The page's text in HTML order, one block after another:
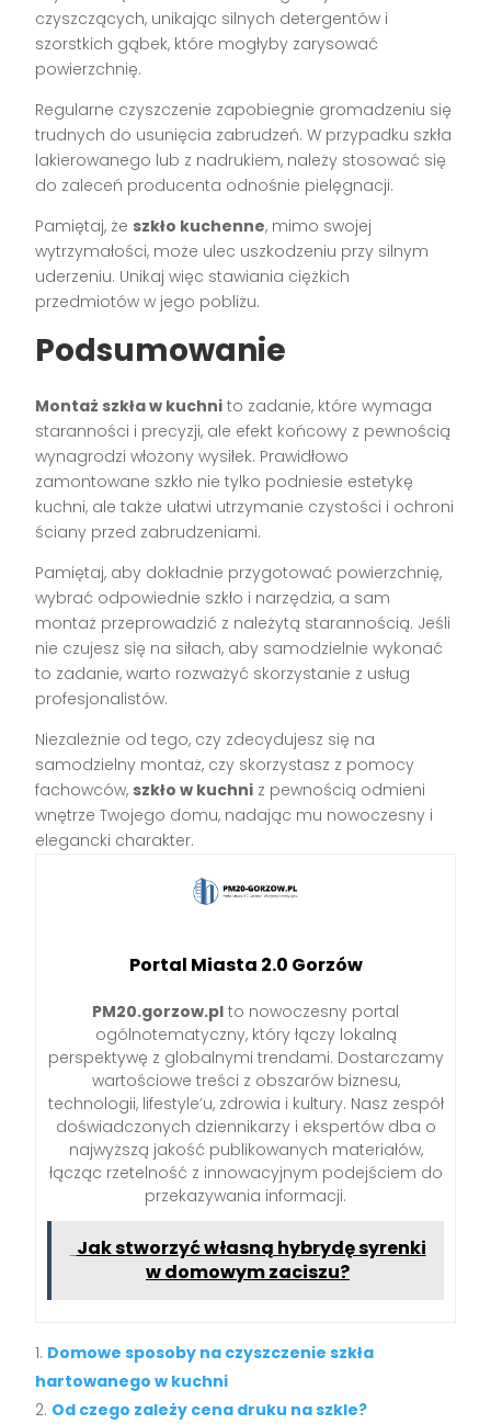
czyszczących, unikając silnych detergentów i
szorstkich gąbek, które mogłyby zarysować
powierzchnię.
Regularne czyszczenie zapobiegnie gromadzeniu się
trudnych do usunięcia zabrudzeń. W przypadku szkła
lakierowanego lub z nadrukiem, należy stosować się
do zaleceń producenta odnośnie pielęgnacji.
Pamiętaj, że szkło kuchenne, mimo swojej
wytrzymałości, może ulec uszkodzeniu przy silnym
uderzeniu. Unikaj więc stawiania ciężkich
przedmiotów w jego pobliżu.
Podsumowanie
Montaż szkła w kuchni to zadanie, które wymaga
staranności i precyzji, ale efekt końcowy z pewnością
wynagrodzi włożony wysiłek. Prawidłowo
zamontowane szkło nie tylko podniesie estetykę
kuchni, ale także ułatwi utrzymanie czystości i ochroni
ściany przed zabrudzeniami.
Pamiętaj, aby dokładnie przygotować powierzchnię,
wybrać odpowiednie szkło i narzędzia, a sam
montaż przeprowadzić z należytą starannością. Jeśli
nie czujesz się na siłach, aby samodzielnie wykonać
to zadanie, warto rozważyć skorzystanie z usług
profesjonalistów.
Niezależnie od tego, czy zdecydujesz się na
samodzielny montaż, czy skorzystasz z pomocy
fachowców, szkło w kuchni z pewnością odmieni
wnętrze Twojego domu, nadając mu nowoczesny i
elegancki charakter.
Portal Miasta 2.0 Gorzów
PM20.gorzow.pl to nowoczesny portal
ogólnotematyczny, który łączy lokalną
perspektywę z globalnymi trendami. Dostarczamy
wartościowe treści z obszarów biznesu,
technologii, lifestyle’u, zdrowia i kultury. Nasz zespół
doświadczonych dziennikarzy i ekspertów dba o
najwyższą jakość publikowanych materiałów,
łącząc rzetelność z innowacyjnym podejściem do
przekazywania informacji.
Jak stworzyć własną hybrydę syrenki
w domowym zaciszu?
Domowe sposoby na czyszczenie szkła
hartowanego w kuchni
Od czego zależy cena druku na szkle?